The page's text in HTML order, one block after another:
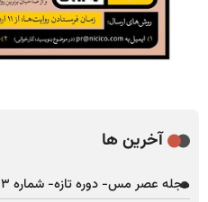
آخرین ها
مجله عصر مس- دوره تازه- شماره ۳- تیر و مردادماه ۱۴۰۵